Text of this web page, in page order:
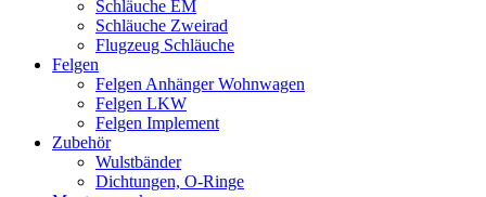
Schläuche EM
Schläuche Zweirad
Flugzeug Schläuche
Felgen
Felgen Anhänger Wohnwagen
Felgen LKW
Felgen Implement
Zubehör
Wulstbänder
Dichtungen, O-Ringe